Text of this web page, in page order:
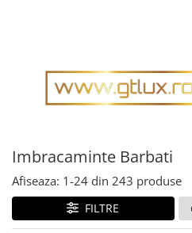
Rochii dama
Rochii matase naturala
Rochii casual
Pantaloni dama
Fuste dama
Pijamale barbati
Accesorii barbati
Fulare barbati
Tricouri barbati
Tricotaje
Imbracaminte sport barbati
Imbracaminte Barbati
Afiseaza: 1-24 din 243 produse
FILTRE